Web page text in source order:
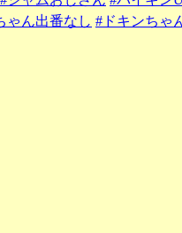
ゃん出番なし #ドキンちゃ